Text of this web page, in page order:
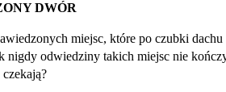
DWÓR
miejsc, które po czubki
nigdy odwiedziny takich miejsc nie